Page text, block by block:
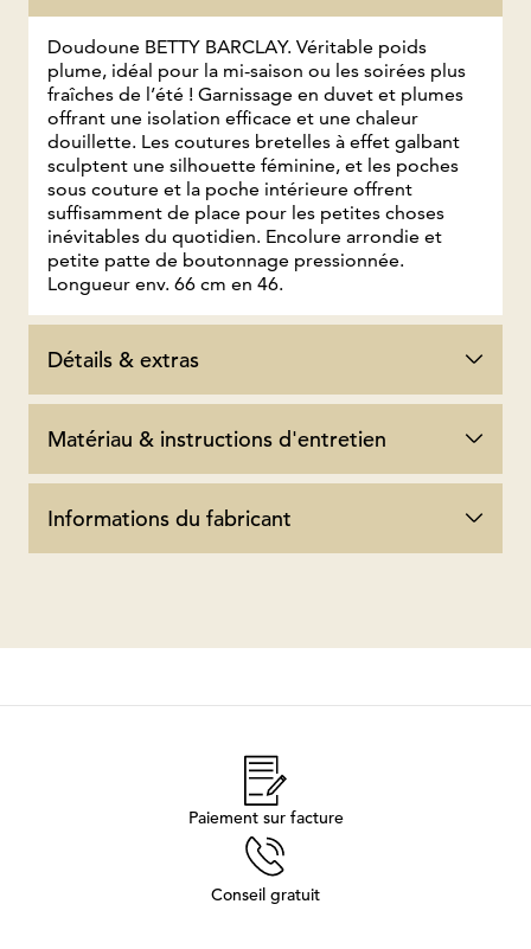
Doudoune BETTY BARCLAY. Véritable poids
plume, idéal pour la mi-saison ou les soirées plus
fraîches de l’été ! Garnissage en duvet et plumes
offrant une isolation efficace et une chaleur
douillette. Les coutures bretelles à effet galbant
sculptent une silhouette féminine, et les poches
sous couture et la poche intérieure offrent
suffisamment de place pour les petites choses
inévitables du quotidien. Encolure arrondie et
petite patte de boutonnage pressionnée.
Longueur env. 66 cm en 46.
Détails & extras
Matériau & instructions d'entretien
Informations du fabricant
Paiement sur facture
Conseil gratuit